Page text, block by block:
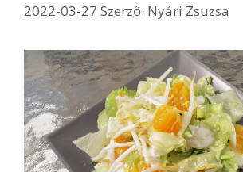
2022-03-27 Szerző: Nyári Zsuzsa